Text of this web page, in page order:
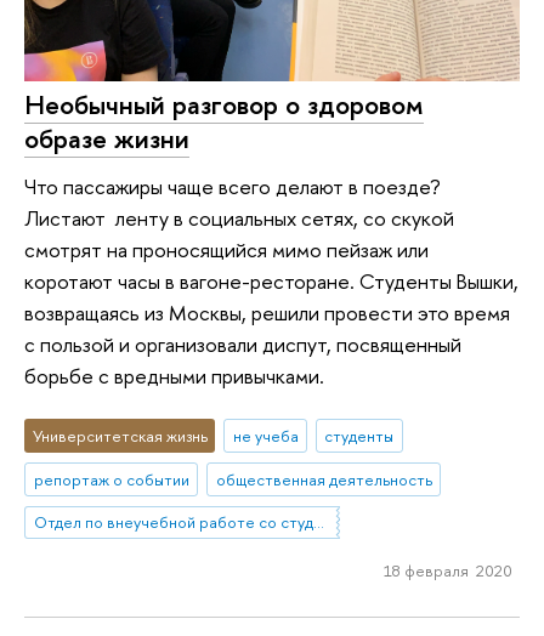
Необычный разговор о здоровом
образе жизни
Что пассажиры чаще всего делают в поезде?
Листают ленту в социальных сетях, со скукой
смотрят на проносящийся мимо пейзаж или
коротают часы в вагоне-ресторане. Студенты Вышки,
возвращаясь из Москвы, решили провести это время
с пользой и организовали диспут, посвященный
борьбе с вредными привычками.
Университетская жизнь не учеба
студенты
репортаж о событии
общественная деятельность
Отдел по внеучебной работе со студентами (Нижний Новгород)
18 февраля 2020